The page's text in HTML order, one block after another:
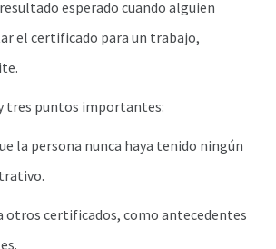
esperado cuando alguien
el certificado para un trabajo,
tres puntos importantes:
la persona nunca haya tenido ningún
otros certificados, como antecedentes